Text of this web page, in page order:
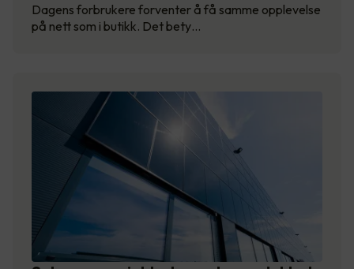
Dagens forbrukere forventer å få samme opplevelse
på nett som i butikk. Det bety…